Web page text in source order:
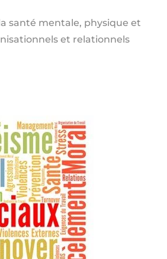
santé mentale, physique et
et relationnels